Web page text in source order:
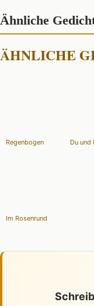
Ähnliche
ÄHNLICHE
Regenbogen Du und
Im Rosenrund